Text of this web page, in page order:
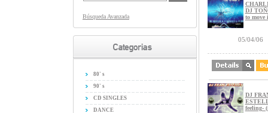
Búsqueda Avanzada
80' s
90' s
CD SINGLES
DANCE
DJ
to move
05/04/06
DJ
feeling-